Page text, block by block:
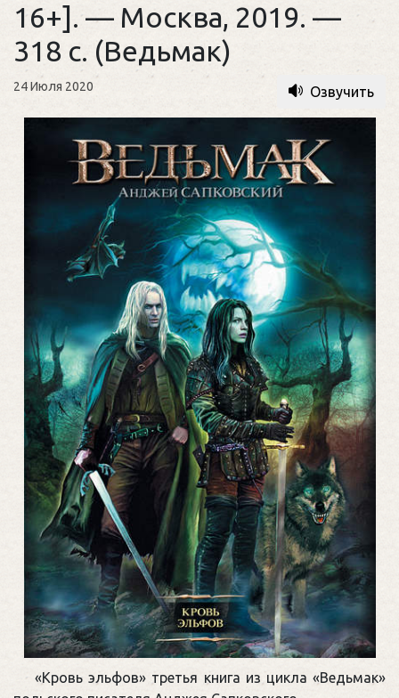
16+]. — Москва, 2019. —
318 с. (Ведьмак)
24 Июля 2020 Озвучить
«Кровь эльфов» третья книга из цикла «Ведьмак»